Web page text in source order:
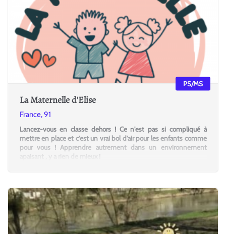
La Maternelle d'Elise
France, 91
Lancez-vous en classe dehors ! Ce n'est pas si compliqué à
mettre en place et c'est un vrai bol d'air pour les enfants comme
pour vous ! Apprendre autrement dans un environnement
apaisant , y a rien de mieux !
PS/MS